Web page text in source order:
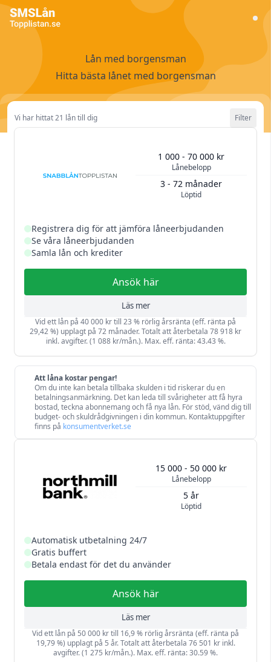
Lån med borgensman
Hitta bästa lånet med borgensman
Vi har hittat 21 lån till dig Filter
800 000 kr
Löptid
Lånebelopp
1 000 - 70 000 kr
Löptid
3 - 72 månader
Registrera dig för att jämföra låneerbjudanden
Se våra låneerbjudanden
Samla lån och krediter
Ansök här
Läs mer
Vid ett lån på 40 000 kr till 23 % rörlig årsränta (eff. ränta på
29,42 %) upplagt på 72 månader. Totalt att återbetala 78 918 kr
inkl. avgifter. (1 088 kr/mån.). Max. eff. ränta: 43.43 %.
Att låna kostar pengar!
Om du inte kan betala tillbaka skulden i tid riskerar du en
betalningsanmärkning. Det kan leda till svårigheter att få hyra
bostad, teckna abonnemang och få nya lån. För stöd, vänd dig till
budget- och skuldrådgivningen i din kommun. Kontaktuppgifter
finns på konsumentverket.se
Lånebelopp
15 000 - 50 000 kr
Löptid
5 år
Automatisk utbetalning 24/7
Gratis buffert
Betala endast för det du använder
Ansök här
Läs mer
Vid ett lån på 50 000 kr till 16,9 % rörlig årsränta (eff. ränta på
19,79 %) upplagt på 5 år. Totalt att återbetala 76 501 kr inkl.
avgifter. (1 275 kr/mån.). Max. eff. ränta: 30.59 %.